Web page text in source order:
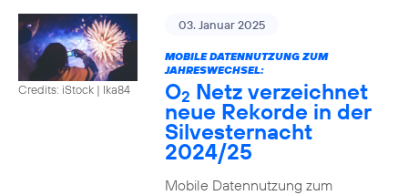
Credits: iStock | Ika84
03. Januar 2025
MOBILE DATENNUTZUNG ZUM
JAHRESWECHSEL:
O2 Netz verzeichnet
neue Rekorde in der
Silvesternacht
2024/25
Mobile Datennutzung zum